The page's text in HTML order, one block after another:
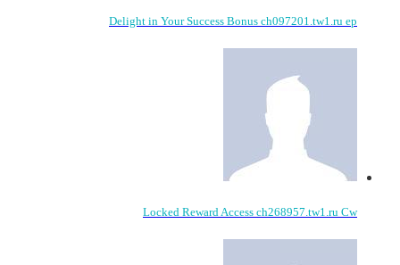
Delight in Your Success Bonus ch097201.tw1.ru ep
Locked Reward Access ch268957.tw1.ru Cw